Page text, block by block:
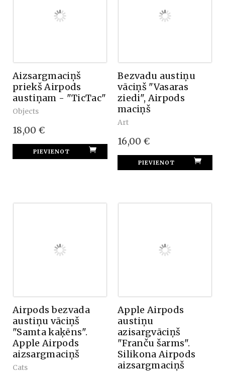
Aizsargmaciņš
priekš Airpods
austiņam - "TicTac"
Objects
18,00 €
Bezvadu austiņu
vāciņš "Vasaras
ziedi", Airpods
maciņš
Art
16,00 €
Airpods bezvada
austiņu vāciņš
"Samta kaķēns".
Apple Airpods
aizsargmaciņš
Cats
Apple Airpods
austiņu
azisargvāciņš
"Franču šarms".
Silikona Airpods
aizsargmaciņš